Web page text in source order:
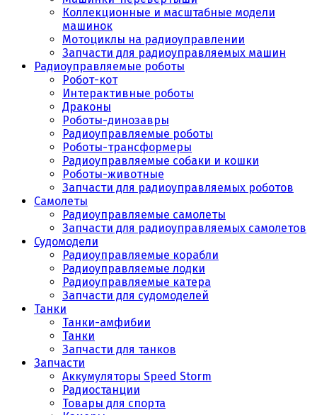
Коллекционные и масштабные модели
машинок
Мотоциклы на радиоуправлении
Запчасти для радиоуправляемых машин
Радиоуправляемые роботы
Робот-кот
Интерактивные роботы
Драконы
Роботы-динозавры
Радиоуправляемые роботы
Роботы-трансформеры
Радиоуправляемые собаки и кошки
Роботы-животные
Запчасти для радиоуправляемых роботов
Самолеты
Радиоуправляемые самолеты
Запчасти для радиоуправляемых самолетов
Судомодели
Радиоуправляемые корабли
Радиоуправляемые лодки
Радиоуправляемые катера
Запчасти для судомоделей
Танки
Танки-амфибии
Танки
Запчасти для танков
Запчасти
Аккумуляторы Speed Storm
Радиостанции
Товары для спорта